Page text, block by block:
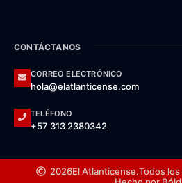
CONTÁCTANOS
CORREO ELECTRÓNICO
hola@elatlanticense.com
TELÉFONO
+57 313 2380342
2026El Atlanticense.Todos